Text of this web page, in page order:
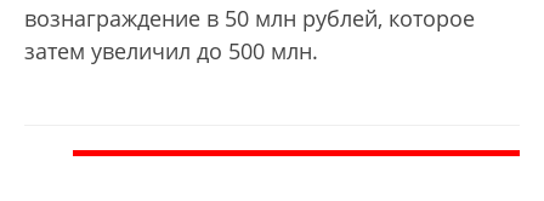
вознаграждение в 50 млн рублей, которое
затем увеличил до 500 млн.